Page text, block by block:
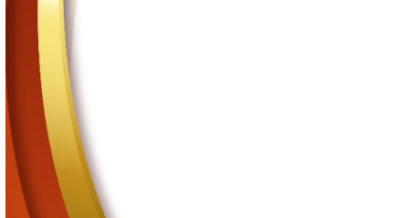
8 de octubre de 2024
Convocatoria Beca de Excelencia Académica ITESO 2024B